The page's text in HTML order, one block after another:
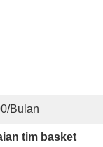
bulan
tim basket